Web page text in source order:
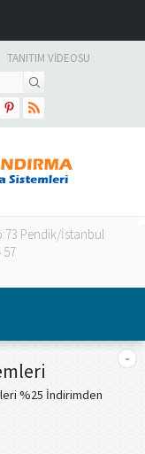
TANITIM VIDEOSU
Pendik/İstanbul
57
%25 İndirimden